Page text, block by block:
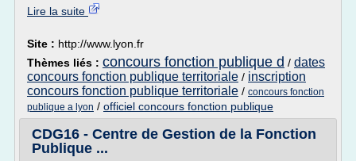
Lire la suite
Site : http://www.lyon.fr
Thèmes liés : concours fonction publique d / dates
concours fonction publique territoriale / inscription
concours fonction publique territoriale / concours fonction
publique a lyon / officiel concours fonction publique
CDG16 - Centre de Gestion de la Fonction
Publique ...